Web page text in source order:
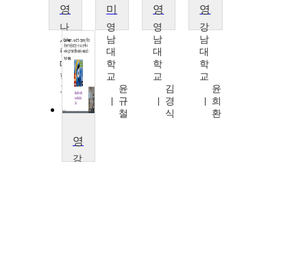
나
사
렛
대
학
교
양
현
영
남
대
학
교
윤
규
철
영
남
대
학
교
김
경
식
영화로 배우는 생활영어Ⅰ
강
남
대
학
교
윤
희
환
강